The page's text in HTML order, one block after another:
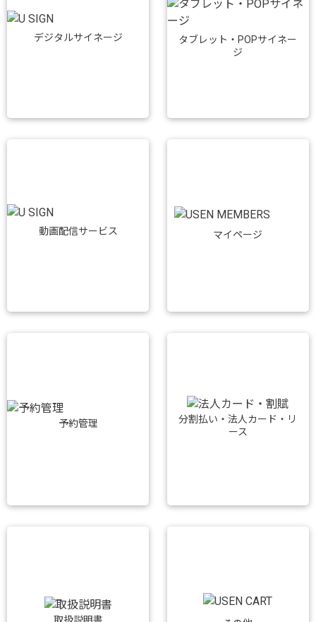
デジタルサイネージ
タブレット・POPサイネー
ジ
動画配信サービス マイページ
予約管理
分割払い・法人カード・リ
ース
取扱説明書